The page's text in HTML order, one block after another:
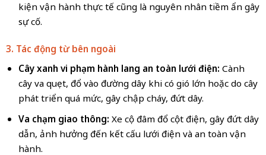
kiện vận hành thực tế cũng là nguyên nhân tiềm ẩn gây
sự cố.
3. Tác động từ bên ngoài
Cây xanh vi phạm hành lang an toàn lưới điện: Cành
cây va quẹt, đổ vào đường dây khi có gió lớn hoặc do cây
phát triển quá mức, gây chập cháy, đứt dây.
Va chạm giao thông: Xe cộ đâm đổ cột điện, gây đứt dây
dẫn, ảnh hưởng đến kết cấu lưới điện và an toàn vận
hành.